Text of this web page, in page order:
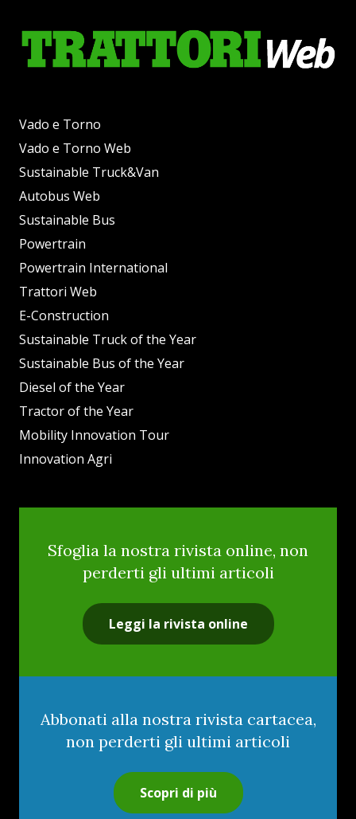
Vado e Torno
Vado e Torno Web
Sustainable Truck&Van
Autobus Web
Sustainable Bus
Powertrain
Powertrain International
Trattori Web
E-Construction
Sustainable Truck of the Year
Sustainable Bus of the Year
Diesel of the Year
Tractor of the Year
Mobility Innovation Tour
Innovation Agri
Sfoglia la nostra rivista online, non
perderti gli ultimi articoli
Leggi la rivista online
Abbonati alla nostra rivista cartacea,
non perderti gli ultimi articoli
Scopri di più